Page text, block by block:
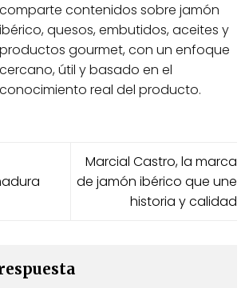
comparte contenidos sobre jamón
ibérico, quesos, embutidos, aceites y
productos gourmet, con un enfoque
cercano, útil y basado en el
conocimiento real del producto.
Marcial Castro, la marca
de jamón ibérico que une
historia y calidad